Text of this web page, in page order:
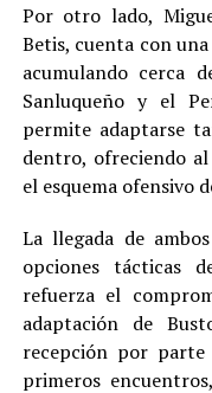
Por otro lado,
Betis, cuenta con
acumulando cerca
Sanluqueño y el
permite adaptarse
dentro, ofreciendo
el esquema ofensivo
La llegada de
opciones tácticas
refuerza el
adaptación de
recepción por
primeros